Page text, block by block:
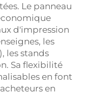
Le panneau
d'impression
les
les stands
Sa flexibilité
en font
en